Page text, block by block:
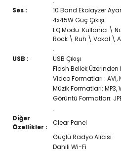
Ses :
10 Band Ekolayzer
4x45W Güç Çıkışı
EQ Modu: Kullanıcı \
Rock \ Ruh \ Vokal \
.
USB :
USB Çıkışı
Flash Bellek Üzerinden
Video Formatları : AVI,
Müzik Formatları: MP3,
Görüntü Formatları:
.
Diğer
Özellikler :
Clear Panel
Güçlü Radyo Alıcısı
Dahili Wi-Fi